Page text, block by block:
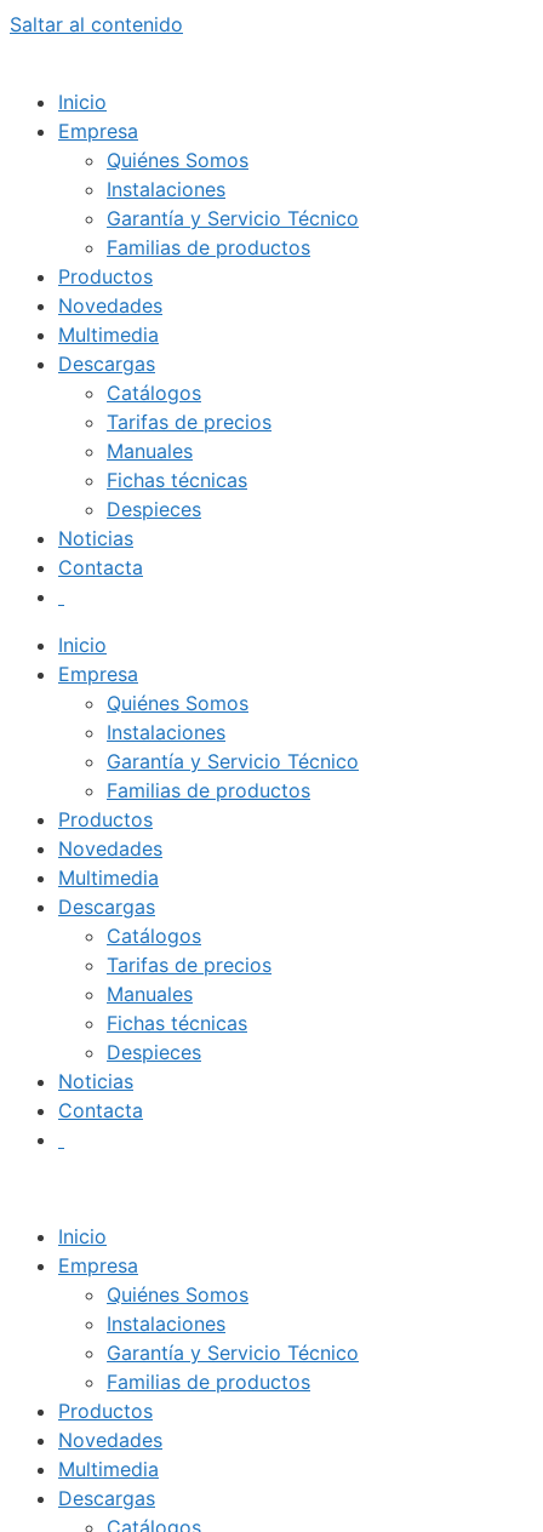
Saltar al contenido
Inicio
Empresa
Quiénes Somos
Instalaciones
Garantía y Servicio Técnico
Familias de productos
Productos
Novedades
Multimedia
Descargas
Catálogos
Tarifas de precios
Manuales
Fichas técnicas
Despieces
Noticias
Contacta
Inicio
Empresa
Quiénes Somos
Instalaciones
Garantía y Servicio Técnico
Familias de productos
Productos
Novedades
Multimedia
Descargas
Catálogos
Tarifas de precios
Manuales
Fichas técnicas
Despieces
Noticias
Contacta
Inicio
Empresa
Quiénes Somos
Instalaciones
Garantía y Servicio Técnico
Familias de productos
Productos
Novedades
Multimedia
Descargas
Catálogos